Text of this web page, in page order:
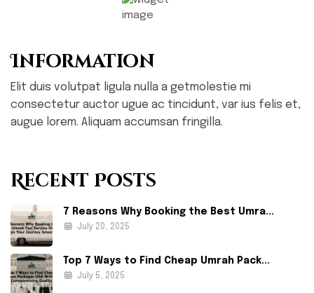
Information
Elit duis volutpat ligula nulla a getmolestie mi
consectetur auctor ugue ac tincidunt, var ius felis et,
augue lorem. Aliquam accumsan fringilla.
Recent Posts
7 Reasons Why Booking the Best Umra...
July 20, 2025
Top 7 Ways to Find Cheap Umrah Pack...
July 5, 2025